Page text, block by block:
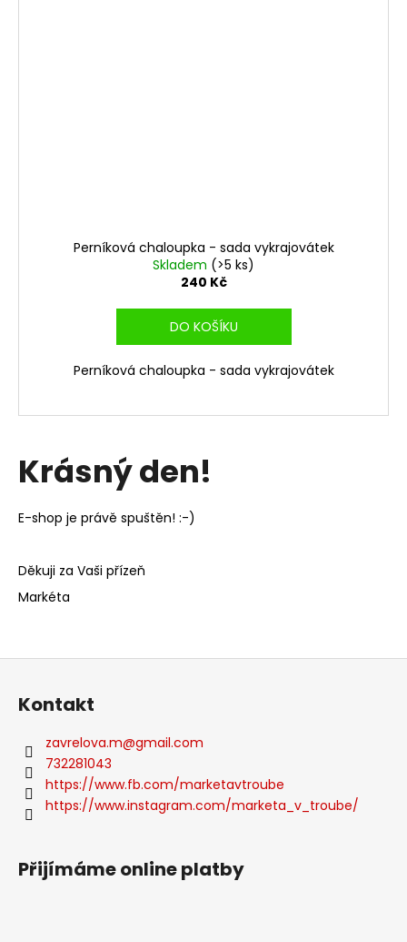
Perníková chaloupka - sada vykrajovátek
Skladem (>5 ks)
240 Kč
DO KOŠÍKU
Perníková chaloupka - sada vykrajovátek
Krásný den!
E-shop je právě spuštěn! :-)
Děkuji za Vaši přízeň
Markéta
Z
Kontakt
zavrelova.m@gmail.com
732281043
https://www.fb.com/marketavtroube
https://www.instagram.com/marketa_v_troube/
Přijímáme online platby